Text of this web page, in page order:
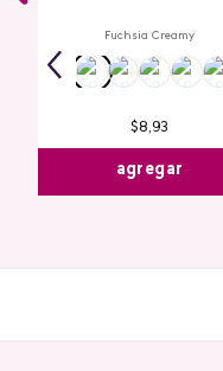
Fuchsia Creamy
$8,93
agregar